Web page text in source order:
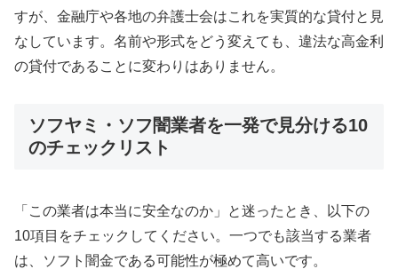
すが、金融庁や各地の弁護士会はこれを実質的な貸付と見
なしています。名前や形式をどう変えても、違法な高金利
の貸付であることに変わりはありません。
ソフヤミ・ソフ闇業者を一発で見分ける10
のチェックリスト
「この業者は本当に安全なのか」と迷ったとき、以下の
10項目をチェックしてください。一つでも該当する業者
は、ソフト闇金である可能性が極めて高いです。